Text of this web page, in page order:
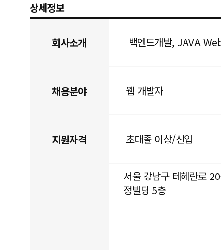
상세정보
회사소개 백엔드개발, JAVA
채용분야 웹 개발자
지원자격 초대졸 이상/신입
서울 강남구 테헤란로
정빌딩 5층